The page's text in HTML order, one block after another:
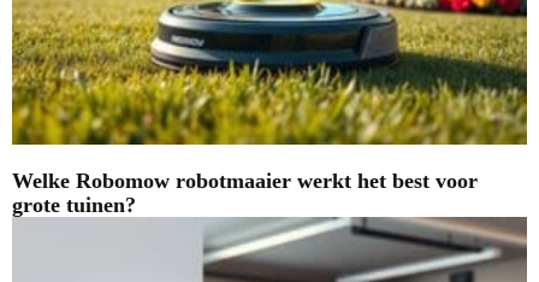
Welke Robomow robotmaaier werkt het best voor
grote tuinen?